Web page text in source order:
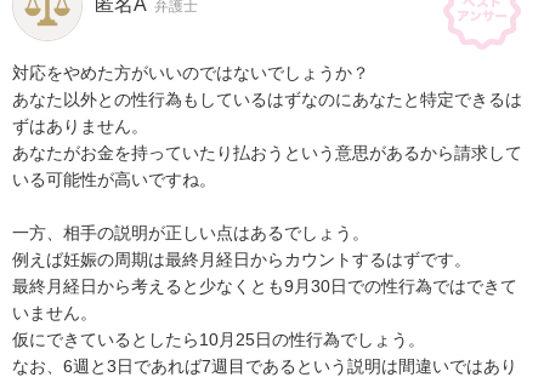
匿名A 弁護士
対応をやめた方がいいのではないでしょうか？
あなた以外との性行為もしているはずなのにあなたと特定できるは
ずはありません。
あなたがお金を持っていたり払おうという意思があるから請求して
いる可能性が高いですね。
一方、相手の説明が正しい点はあるでしょう。
例えば妊娠の周期は最終月経日からカウントするはずです。
最終月経日から考えると少なくとも9月30日での性行為ではできて
いません。
仮にできているとしたら10月25日の性行為でしょう。
なお、6週と3日であれば7週目であるという説明は間違いではあり